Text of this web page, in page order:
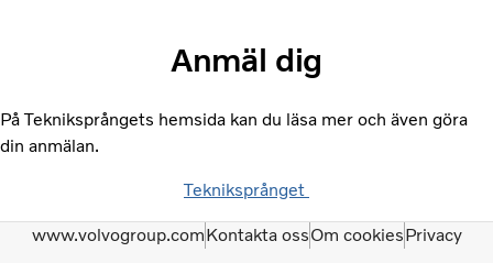
Anmäl dig
På Tekniksprångets hemsida kan du läsa mer och även göra
din anmälan.
Tekniksprånget
www.volvogroup.comKontakta ossOm cookiesPrivacy